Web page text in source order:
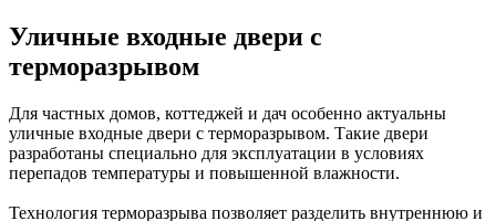
Уличные входные двери с
терморазрывом
Для частных домов, коттеджей и дач особенно актуальны
уличные входные двери с терморазрывом. Такие двери
разработаны специально для эксплуатации в условиях
перепадов температуры и повышенной влажности.
Технология терморазрыва позволяет разделить внутреннюю и